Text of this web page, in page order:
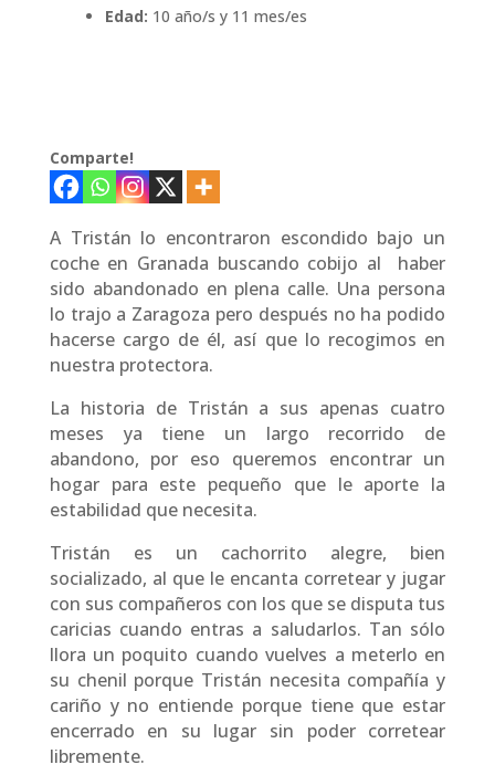
Edad: 10 año/s y 11 mes/es
Comparte!
A Tristán lo encontraron escondido bajo un
coche en Granada buscando cobijo al haber
sido abandonado en plena calle. Una persona
lo trajo a Zaragoza pero después no ha podido
hacerse cargo de él, así que lo recogimos en
nuestra protectora.
La historia de Tristán a sus apenas cuatro
meses ya tiene un largo recorrido de
abandono, por eso queremos encontrar un
hogar para este pequeño que le aporte la
estabilidad que necesita.
Tristán es un cachorrito alegre, bien
socializado, al que le encanta corretear y jugar
con sus compañeros con los que se disputa tus
caricias cuando entras a saludarlos. Tan sólo
llora un poquito cuando vuelves a meterlo en
su chenil porque Tristán necesita compañía y
cariño y no entiende porque tiene que estar
encerrado en su lugar sin poder corretear
libremente.